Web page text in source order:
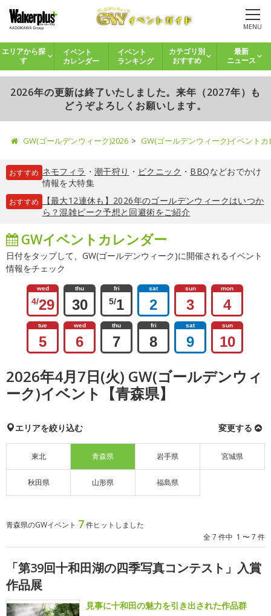
MENU
エリアから探
す
イベント
カレンダー
イベント
ランキング
カテゴリ別
おすすめ
最新
ニュース
2026年の更新は終了いたしました。来年（2027年）も
どうぞよろしくお願いします。
GW(ゴールデンウィーク)2026 GW(ゴールデンウィーク)イベント
おすすめ ネモフィラ ・ 潮干狩り ・ ピクニック ・ BBQなどおでかけ
情報を大特集
おすすめ
【最大12連休も】2026年のゴールデンウィークはいつか
ら？混雑ピーク予想と回避術をご紹介
GWイベントカレンダー
日付をタップして、GW(ゴールデンウィーク)に開催されるイベント
情報をチェック
wed
4/29
thu
30
fri
5/1
sat
2
sun
3
mon
4
tue
5
wed
6
thu
7
fri
8
sat
9
sun
10
2026年4月7日(火) GW(ゴールデンウィ
ーク)イベント【青森県】
エリアを絞り込む 変更する
東北 青森県 岩手県 宮城県
秋田県 山形県 福島県
青森県のGWイベント 7件ヒットしました
全 7 件中 1 〜 7 件
「第39回十和田湖の四季写真コンテスト」入賞
作品展
見事に十和田の魅力を引き出された作品群